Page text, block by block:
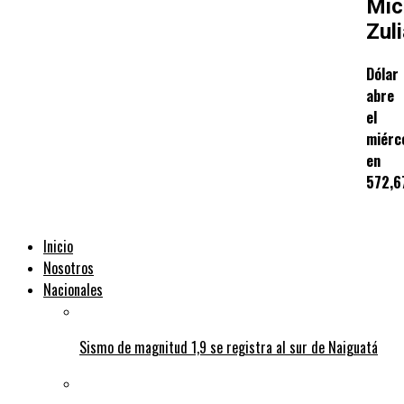
Dólar
abre
el
en
Inicio
Nosotros
Nacionales
Sismo de magnitud 1,9 se registra al sur de Naiguatá